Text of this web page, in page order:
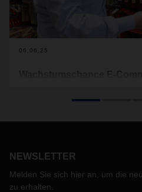
06.06.25
Im Online-Handel gibt es für
einheitlichen Qualitäts- und IT-
NEWSLETTER
Melden Sie sich hier an, um die
zu erhalten.